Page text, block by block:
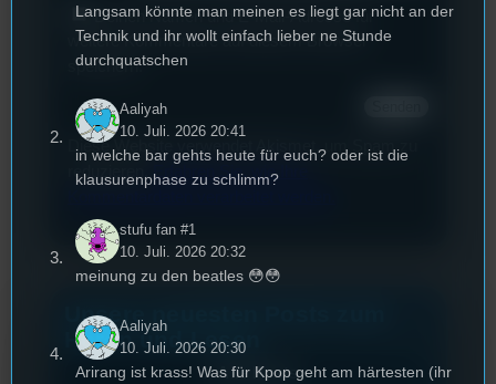
Deinen Namen und E-Mail-Adresse für
weitere Kommentare auf diesem Browser
speichern.
Diese Website verwendet Akismet, um Spam zu
reduzieren. Erfahren Sie, wie Ihre
Unsere neuesten Posts zum
Hören und Lesen
Alle Posts
Langsam könnte man meinen es liegt gar nicht an der
Technik und ihr wollt einfach lieber ne Stunde
durchquatschen
Aaliyah
10. Juli. 2026 20:41
in welche bar gehts heute für euch? oder ist die
klausurenphase zu schlimm?
stufu fan #1
10. Juli. 2026 20:32
meinung zu den beatles 😳😳
Aaliyah
10. Juli. 2026 20:30
Arirang ist krass! Was für Kpop geht am härtesten (ihr